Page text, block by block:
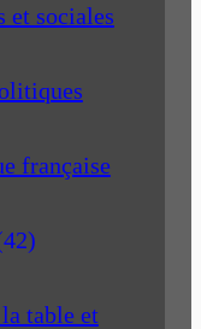
et sociales
française
table et